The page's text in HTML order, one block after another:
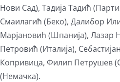
Нови Сад), Тадија Тадић
Смаилагић (Беко), Далибор
Марјановић (Шпанија), Лазар
Петровић (Италија),
Копривица, Филип Петрушев
(Немачка).